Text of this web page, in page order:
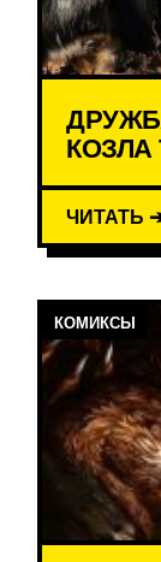
ЧИТАТЬ
КОМИКСЫ